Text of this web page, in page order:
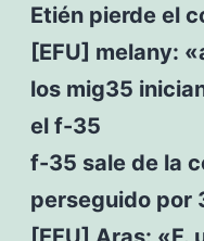
Etién pierde el
[EFU] melany:
los mig35
el f-35
f-35 sale de la
perseguido por